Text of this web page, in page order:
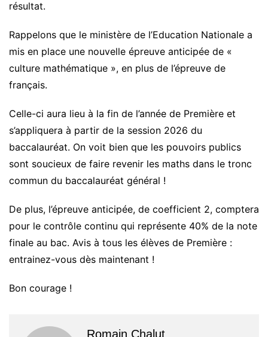
résultat.
Rappelons que le ministère de l’Education Nationale a
mis en place une nouvelle épreuve anticipée de «
culture mathématique », en plus de l’épreuve de
français.
Celle-ci aura lieu à la fin de l’année de Première et
s’appliquera à partir de la session 2026 du
baccalauréat. On voit bien que les pouvoirs publics
sont soucieux de faire revenir les maths dans le tronc
commun du baccalauréat général !
De plus, l’épreuve anticipée, de coefficient 2, comptera
pour le contrôle continu qui représente 40% de la note
finale au bac. Avis à tous les élèves de Première :
entrainez-vous dès maintenant !
Bon courage !
Romain Chalut